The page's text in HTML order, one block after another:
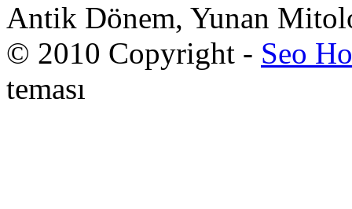
Antik Dönem, Yunan
© 2010 Copyright - Seo
teması